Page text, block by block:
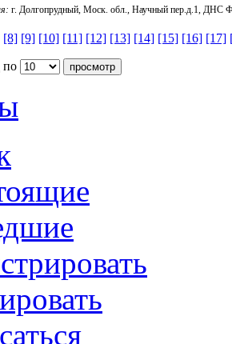
г. Долгопрудный, Моск. обл., Научный пер.д.1,
[8] [9] [10] [11] [12] [13] [14] [15] [16] [17]
по